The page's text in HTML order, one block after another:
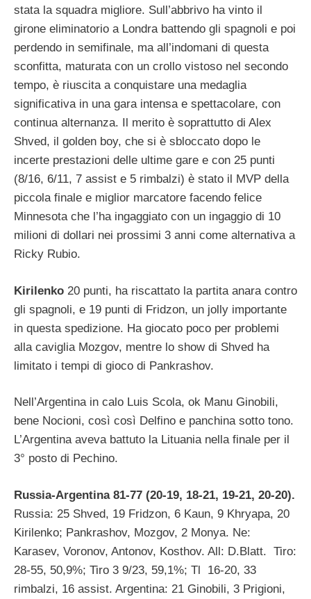
stata la squadra migliore. Sull’abbrivo ha vinto il
girone eliminatorio a Londra battendo gli spagnoli e poi
perdendo in semifinale, ma all’indomani di questa
sconfitta, maturata con un crollo vistoso nel secondo
tempo, è riuscita a conquistare una medaglia
significativa in una gara intensa e spettacolare, con
continua alternanza. Il merito è soprattutto di Alex
Shved, il golden boy, che si è sbloccato dopo le
incerte prestazioni delle ultime gare e con 25 punti
(8/16, 6/11, 7 assist e 5 rimbalzi) è stato il MVP della
piccola finale e miglior marcatore facendo felice
Minnesota che l’ha ingaggiato con un ingaggio di 10
milioni di dollari nei prossimi 3 anni come alternativa a
Ricky Rubio.
Kirilenko 20 punti, ha riscattato la partita anara contro
gli spagnoli, e 19 punti di Fridzon, un jolly importante
in questa spedizione. Ha giocato poco per problemi
alla caviglia Mozgov, mentre lo show di Shved ha
limitato i tempi di gioco di Pankrashov.
Nell’Argentina in calo Luis Scola, ok Manu Ginobili,
bene Nocioni, così così Delfino e panchina sotto tono.
L’Argentina aveva battuto la Lituania nella finale per il
3° posto di Pechino.
Russia-Argentina 81-77 (20-19, 18-21, 19-21, 20-20).
Russia: 25 Shved, 19 Fridzon, 6 Kaun, 9 Khryapa, 20
Kirilenko; Pankrashov, Mozgov, 2 Monya. Ne:
Karasev, Voronov, Antonov, Kosthov. All: D.Blatt. Tiro:
28-55, 50,9%; Tiro 3 9/23, 59,1%; Tl 16-20, 33
rimbalzi, 16 assist. Argentina: 21 Ginobili, 3 Prigioni,